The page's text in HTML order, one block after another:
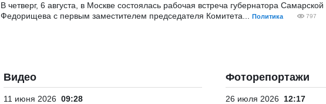
В четверг, 6 августа, в Москве состоялась рабочая встреча губернатора
Федорищева с первым заместителем председателя Комитета...
Политика 797
Видео
11 июня 2026 09:28
Фоторепортажи
26 июля 2026 12:17